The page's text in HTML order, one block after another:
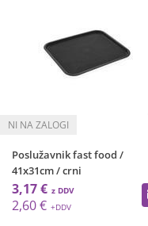
Poslužavnik fast food /
41x31cm / crni
3,17 €
2,60 €